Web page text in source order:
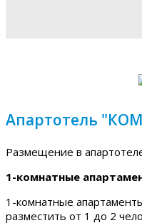
Апартотель
Размещение в
1-комнатные
1-комнатные
разместить от 1 до 2